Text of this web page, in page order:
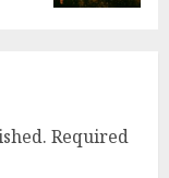
Required